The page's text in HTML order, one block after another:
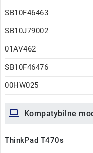
SB10F46463
SB10J79002
01AV462
SB10F46476
00HW025
Kompatybilne
ThinkPad T470s